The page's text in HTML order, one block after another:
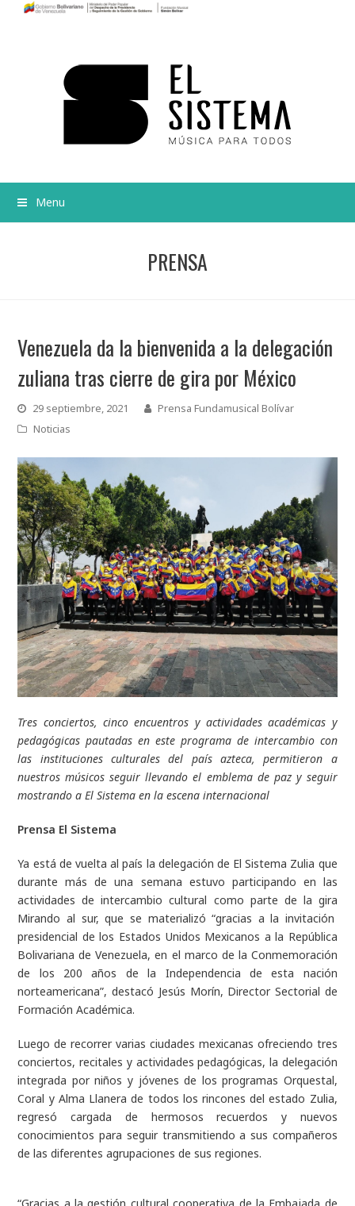
Menu
PRENSA
Venezuela da la bienvenida a la delegación
zuliana tras cierre de gira por México
29 septiembre, 2021
Prensa Fundamusical Bolívar
Noticias
Tres conciertos, cinco encuentros y actividades académicas y
pedagógicas pautadas en este programa de intercambio con
las instituciones culturales del país azteca, permitieron a
nuestros músicos seguir llevando el emblema de paz y seguir
mostrando a El Sistema en la escena internacional
Prensa El Sistema
Ya está de vuelta al país la delegación de El Sistema Zulia que
durante más de una semana estuvo participando en las
actividades de intercambio cultural como parte de la gira
Mirando al sur, que se materializó “gracias a la invitación
presidencial de los Estados Unidos Mexicanos a la República
Bolivariana de Venezuela, en el marco de la Conmemoración
de los 200 años de la Independencia de esta nación
norteamericana”, destacó Jesús Morín, Director Sectorial de
Formación Académica.
Luego de recorrer varias ciudades mexicanas ofreciendo tres
conciertos, recitales y actividades pedagógicas, la delegación
integrada por niños y jóvenes de los programas Orquestal,
Coral y Alma Llanera de todos los rincones del estado Zulia,
regresó cargada de hermosos recuerdos y nuevos
conocimientos para seguir transmitiendo a sus compañeros
de las diferentes agrupaciones de sus regiones.